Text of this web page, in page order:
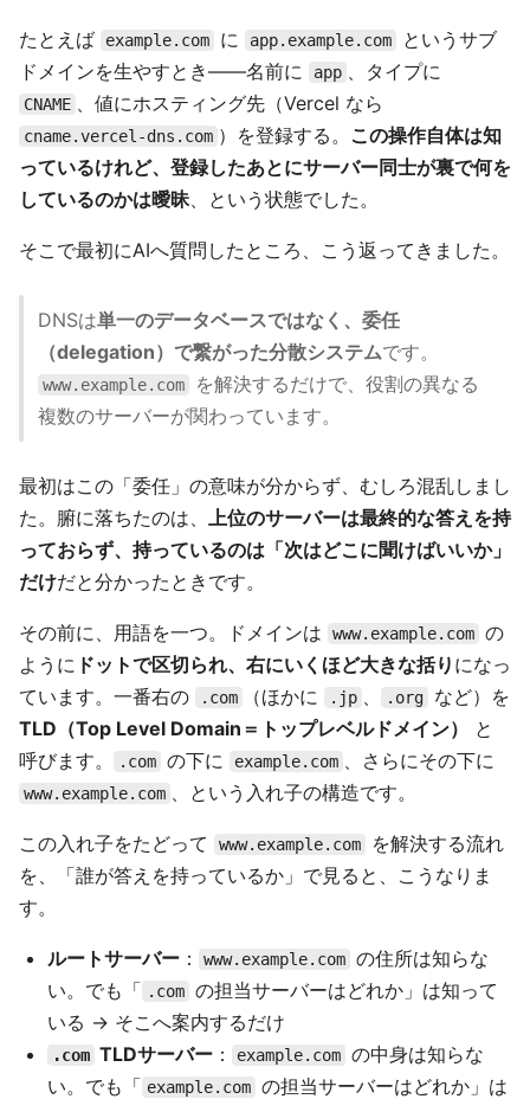
たとえば example.com に app.example.com
というサブ
ドメインを生やすとき——名前に
app 、タイプに
CNAME 、値にホスティング先（Vercel なら
cname.vercel-dns.com ）を登録する。 この操作自体は知
っているけれど、登録したあとにサーバー同士が裏で何を
しているのかは曖昧、という状態でした。
そこで最初にAIへ質問したところ、こう返ってきました。
DNSは単一のデータベースではなく、委任
（delegation）で繋がった分散システムです。
www.example.com
を解決するだけで、役割の異なる
複数のサーバーが関わっています。
最初はこの「委任」の意味が分からず、むしろ混乱しまし
た。腑に落ちたのは、 上位のサーバーは最終的な答えを持
っておらず、持っているのは「次はどこに聞けばいいか」
だけだと分かったときです。
その前に、用語を一つ。ドメインは www.example.com の
ように ドットで区切られ、右にいくほど大きな括り になっ
ています。一番右の
.com （ほかに .jp 、 .org
など）を
TLD（Top Level Domain＝トップレベルドメイン）
と
呼びます。
.com の下に example.com 、さらにその下に
www.example.com 、という入れ子の構造です。
この入れ子をたどって www.example.com
を解決する流れ
を、「誰が答えを持っているか」で見ると、こうなりま
す。
ルートサーバー ： www.example.com の住所は知らな
い。でも「 .com の担当サーバーはどれか」は知って
いる → そこへ案内するだけ
.com TLDサーバー ： example.com の中身は知らな
い。でも「 example.com の担当サーバーはどれか」は